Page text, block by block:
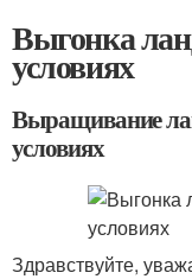
Выгонка
условиях
Выращивание
условиях
Здравствуйте,